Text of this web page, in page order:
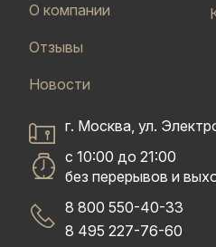
О компании
Отзывы
Новости
г. Москва, ул.
с 10:00 до 21:00
без перерывов и
8 800 550-40-33
8 495 227-76-60